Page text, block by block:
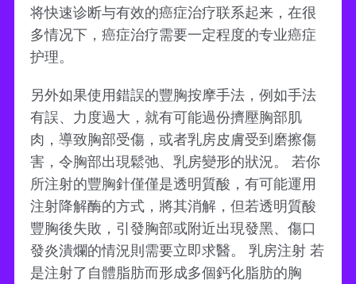
将快速诊断与有效的癌症治疗联系起来，在很
多情况下，癌症治疗需要一定程度的专业癌症
护理。
另外如果使用錯誤的豐胸按摩手法，例如手法
有誤、力度過大，就有可能過份擠壓胸部肌
肉，導致胸部受傷，或者乳房皮膚受到磨擦傷
害，令胸部出現鬆弛、乳房變形的狀況。 若你
所注射的豐胸針僅僅是透明質酸，有可能運用
注射降解酶的方式，將其消解，但若透明質酸
豐胸後失敗，引發胸部或附近出現發黑、傷口
發炎潰爛的情況則需要立即求醫。 乳房注射 若
是注射了自體脂肪而形成多個鈣化脂肪的胸